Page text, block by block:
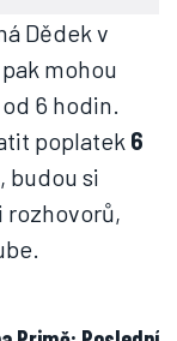
Dědek v
mohou
6 hodin.
poplatek 6
, budou si
rozhovorů,